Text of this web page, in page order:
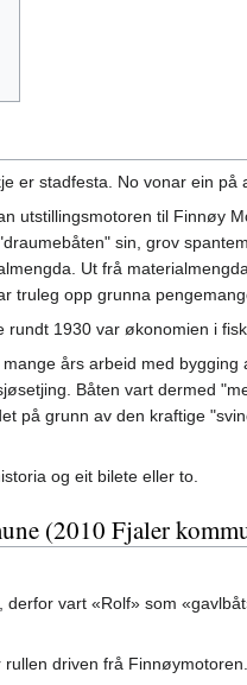
er stadfesta. No vonar ein
utstillingsmotoren til Finnøy
sin, grov
Ut frå
truleg opp grunna
1930 var økonomien i
års arbeid med
Båten vart dermed
på grunn av den kraftige
og eit bilete eller to.
(2010 Fjaler
vart «Rolf» som
driven frå Finnøymotoren.